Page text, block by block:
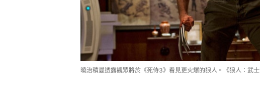
曉治積曼透露觀眾將於《死侍3》看見更火爆的狼人。《狼人：武士